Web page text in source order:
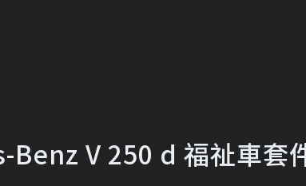
V 250 d 福祉車套